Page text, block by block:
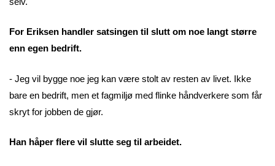
For Eriksen handler satsingen til slutt om noe langt større
enn egen bedrift.
- Jeg vil bygge noe jeg kan være stolt av resten av livet. Ikke
bare en bedrift, men et fagmiljø med flinke håndverkere som får
skryt for jobben de gjør.
Han håper flere vil slutte seg til arbeidet.